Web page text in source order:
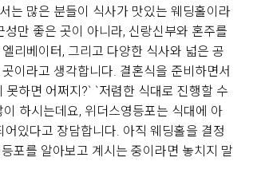
는 많은 분들이 식사가 맛있는 웨딩홀이라
만 좋은 곳이 아니라, 신랑신부와 혼주를
리베이터, 그리고 다양한 식사와 넓은 공
이라고 생각합니다. 결혼식을 준비하면서
하면 어쩌지?` `저렴한 식대로 진행할 수
하시는데요, 위더스영등포는 식대에 아
있다고 장담합니다. 아직 웨딩홀을 결정
포를 알아보고 계시는 중이라면 놓치지 말